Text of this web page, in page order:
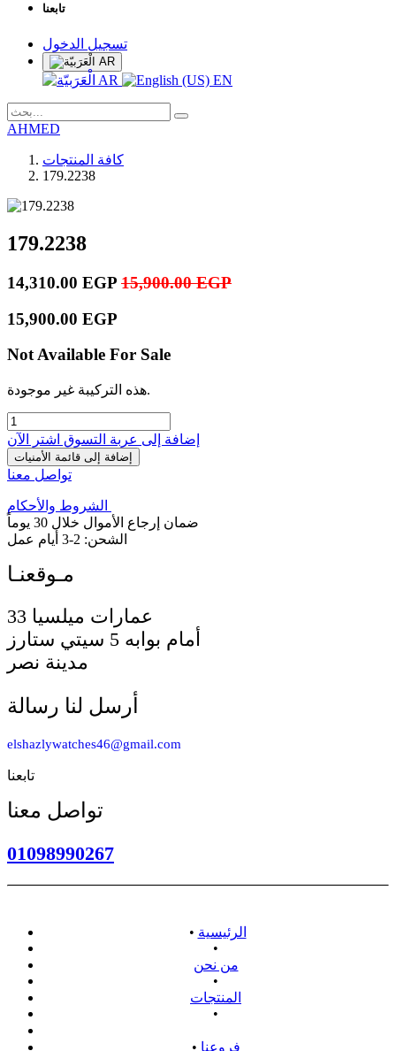
تابعنا
تسجيل الدخول
AR
AR EN
AHMED
كافة المنتجات
179.2238
179.2238
14,310.00 EGP 15,900.00EGP
15,900.00 EGP
Not Available For Sale
هذه التركيبة غير موجودة.
إضافة إلى عربة التسوق اشترِ الآن
إضافة إلى قائمة الأمنيات
تواصل معنا
الشروط والأحكام
ضمان إرجاع الأموال خلال 30 يوماً
الشحن: 2-3 أيام عمل
أمام بوابه 5 سيتي ستارز
مدينة نصر
أرسل لنا رسالة
elshazlywatches46@gmail.com
تابعنا
تواصل معنا
01098990267
• الرئيسية
•
من نحن
•
المنتجات
•
• فروعنا